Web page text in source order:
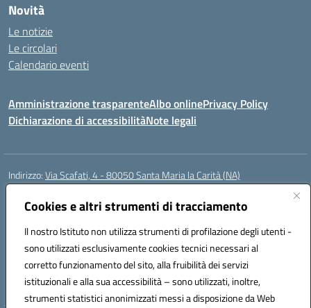
Cookies e altri strumenti di tracciamento
Il nostro Istituto non utilizza strumenti di profilazione degli utenti -
sono utilizzati esclusivamente cookies tecnici necessari al
corretto funzionamento del sito, alla fruibilità dei servizi
istituzionali e alla sua accessibilità – sono utilizzati, inoltre,
strumenti statistici anonimizzati messi a disposizione da Web
Novità
Le notizie
Le circolari
Calendario eventi
Amministrazione trasparenteAlbo onlinePrivacy Policy
Dichiarazione di accessibilitàNote legali
Indirizzo:Via Scafati, 4 - 80050 Santa Maria la Carità (NA)
Centralino:
Posta elettronica certificata (PEC):NAEE21900T@pec.istruzione.it
Codice fiscale: 90016250632
Codice meccanografico:NAEE21900T
Codice Indice delle Pubbliche Amministrazioni (IPA): istsc_naee21900t
Codice unico di fatturazione (CUF): UFZ0X6